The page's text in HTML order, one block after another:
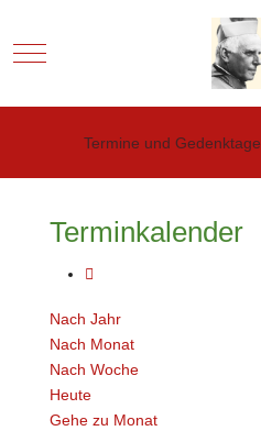
Mobile Menu Toggle
Termine und Gedenktage
Terminkalender
Nach Jahr
Nach Monat
Nach Woche
Heute
Gehe zu Monat